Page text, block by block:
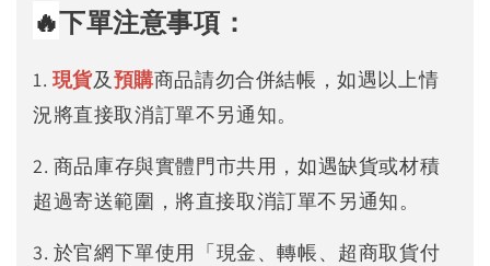
🔥下單注意事項：
1. 現貨及預購商品請勿合併結帳，如遇以上情
況將直接取消訂單不另通知。
2. 商品庫存與實體門市共用，如遇缺貨或材積
超過寄送範圍，將直接取消訂單不另通知。
3. 於官網下單使用「現金、轉帳、超商取貨付